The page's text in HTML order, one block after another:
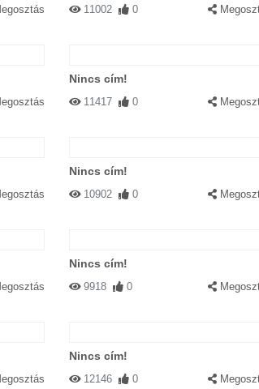
11002 0
Nincs cím!
11417 0
Nincs cím!
10902 0
Nincs cím!
9918 0
Nincs cím!
12146 0